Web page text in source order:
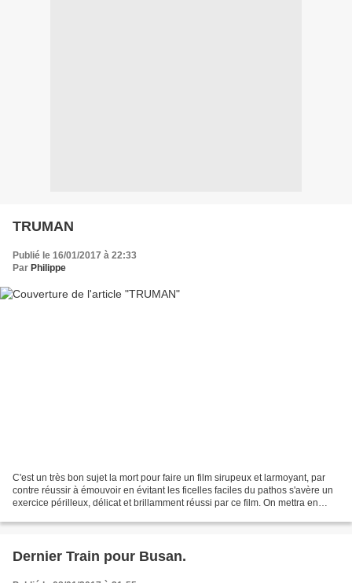
TRUMAN
Publié le 16/01/2017 à 22:33
Par Philippe
C'est un très bon sujet la mort pour faire un film sirupeux et larmoyant, par
contre réussir à émouvoir en évitant les ficelles faciles du pathos s'avère un
exercice périlleux, délicat et brillamment réussi par ce film. On mettra en
Dernier Train pour Busan.